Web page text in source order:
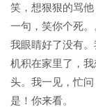
笑，想狠狠的骂
一句，笑你个死
我眼睛好了没有
机积在家里了，
头。我一见，忙
是！你来看。